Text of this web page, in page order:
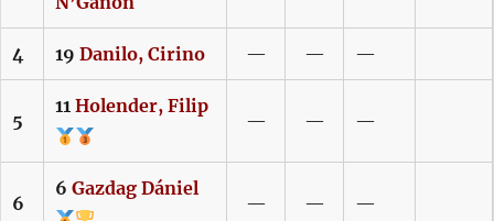
4 19 Danilo, Cirino — — —
5
11 Holender, Filip
— — —
6
6 Gazdag Dániel
— — —